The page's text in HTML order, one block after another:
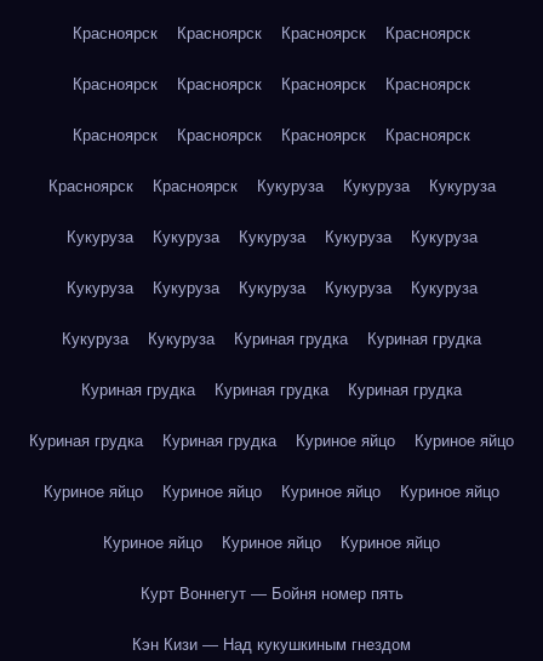
Красноярск Красноярск Красноярск Красноярск
Красноярск Красноярск Красноярск Красноярск
Красноярск Красноярск Красноярск Красноярск
Красноярск Красноярск Кукуруза Кукуруза Кукуруза
Кукуруза Кукуруза Кукуруза Кукуруза Кукуруза
Кукуруза Кукуруза Кукуруза Кукуруза Кукуруза
Кукуруза Кукуруза Куриная грудка Куриная грудка
Куриная грудка Куриная грудка Куриная грудка
Куриная грудка Куриная грудка Куриное яйцо Куриное яйцо
Куриное яйцо Куриное яйцо Куриное яйцо Куриное яйцо
Куриное яйцо Куриное яйцо Куриное яйцо
Курт Воннегут — Бойня номер пять
Кэн Кизи — Над кукушкиным гнездом